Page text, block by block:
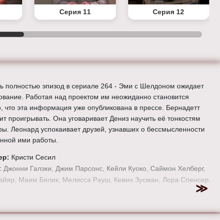
Серия 11 Серия 12
полностью эпизод в сериале 264 - Эми с Шелдоном ожидает
Работая над проектом им неожиданно становится
что эта информация уже опубликована в прессе. Бернадетт
проигрывать. Она уговаривает Дениз научить её тонкостям
Леонард успокаивает друзей, узнавших о бессмысленности
ими работы.
Кристи Сесил
Джонни Галэки, Джим Парсонс, Кейли Куоко, Саймон Хелберг,
Маим Бялик, Мелисса Рауш, Кевин Зусман, Лора Спенсер.